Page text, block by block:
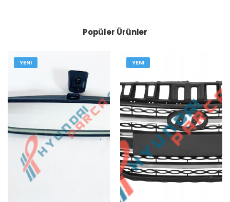
Popüler Ürünler
YENI YENI